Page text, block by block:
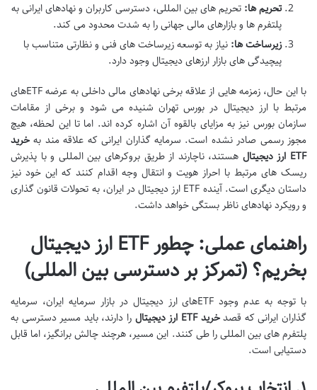
تحریم ها: تحریم های بین المللی، دسترسی کاربران و نهادهای ایرانی به
پلتفرم ها و بازارهای مالی جهانی را به شدت محدود می کند.
زیرساخت ها: نیاز به توسعه زیرساخت های فنی و نظارتی متناسب با
پیچیدگی های بازار ارزهای دیجیتال وجود دارد.
با این حال، زمزمه هایی از علاقه برخی نهادهای مالی داخلی به عرضه ETFهای
مرتبط با ارز دیجیتال در بورس تهران شنیده می شود و برخی از مقامات
سازمان بورس نیز به مزایای بالقوه آن اشاره کرده اند. اما تا این لحظه، هیچ
مجوز رسمی صادر نشده است. سرمایه گذاران ایرانی که علاقه مند به خرید
ETF ارز دیجیتال
هستند، ناچارند از طریق بروکرهای بین المللی و با پذیرش
ریسک های مرتبط با احراز هویت و انتقال وجه اقدام کنند که این خود نیز
داستان دیگری است. آینده ETF ارز دیجیتال در ایران، به تحولات قانون گذاری
و رویکرد نهادهای ناظر بستگی خواهد داشت.
راهنمای عملی: چطور ETF ارز دیجیتال
بخریم؟ (تمرکز بر دسترسی بین المللی)
با توجه به عدم وجود ETFهای ارز دیجیتال در بازار سرمایه ایران، سرمایه
گذاران ایرانی که قصدخرید ETF ارز دیجیتال
را دارند، باید مسیر دسترسی به
پلتفرم های بین المللی را طی کنند. این مسیر، هرچند چالش برانگیز، اما قابل
دستیابی است.